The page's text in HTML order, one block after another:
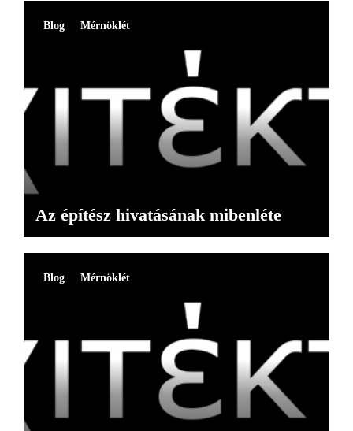
Blog Mérnöklét
Az építész hivatásának mibenléte
Blog Mérnöklét